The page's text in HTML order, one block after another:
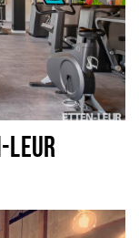
LEUR